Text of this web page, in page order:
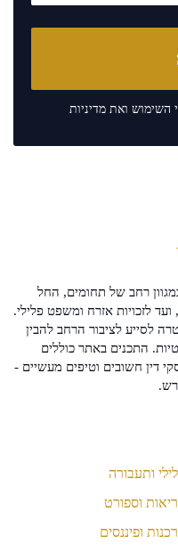
השימוש ואת מדיניות
רחב של תחומים, החל
לזכויות אזרח ומשפט פלילי.
לסייע לציבור הרחב להבין
התכנים באתר כוללים
דין חשובים וטיפים מעשיים -
ותעבורה
וספורט
ופיננסים